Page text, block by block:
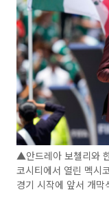
▲안드레아 보첼리와
코시티에서 열린 멕시
경기 시작에 앞서 개